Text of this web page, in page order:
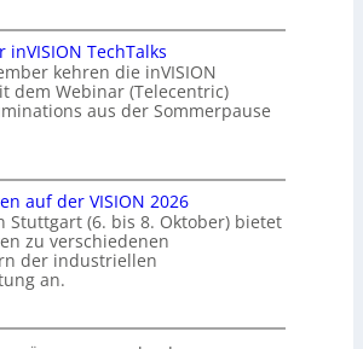
inVISION TechTalks
kehren die inVISION
dem Webinar (Telecentric)
aus der Sommerpause
auf der VISION 2026
Stuttgart (6. bis 8. Oktober) bietet
zu verschiedenen
der industriellen
an.